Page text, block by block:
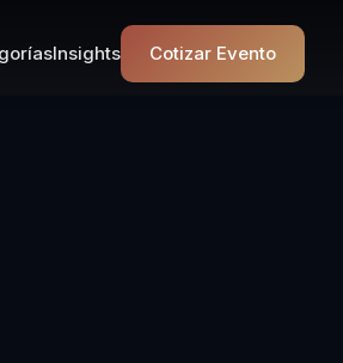
Insights Cotizar Evento